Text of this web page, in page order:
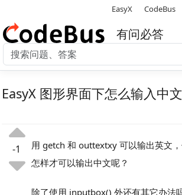
EasyX CodeBus
有问必答
EasyX 图形界面下怎么输入中
-1
用 getch 和 outtextxy 可以输出英文，
怎样才可以输出中文呢？
除了使用 inputbox() 外还有其它办法